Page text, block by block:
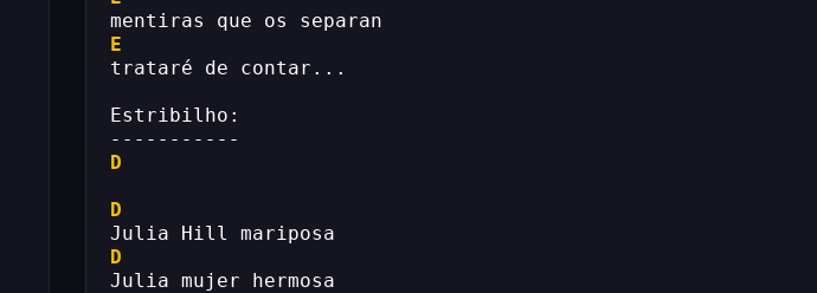
mentiras que os separan
E
trataré de contar...
Estribilho:
-----------
D
D
Julia Hill mariposa
D
Julia mujer hermosa